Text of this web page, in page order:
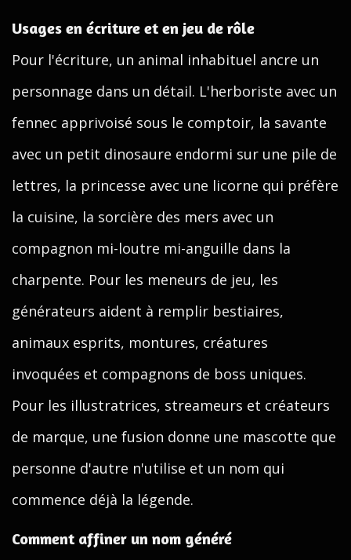
Usages en écriture et en jeu de rôle
Pour l'écriture, un animal inhabituel ancre un
personnage dans un détail. L'herboriste avec un
fennec apprivoisé sous le comptoir, la savante
avec un petit dinosaure endormi sur une pile de
lettres, la princesse avec une licorne qui préfère
la cuisine, la sorcière des mers avec un
compagnon mi-loutre mi-anguille dans la
charpente. Pour les meneurs de jeu, les
générateurs aident à remplir bestiaires,
animaux esprits, montures, créatures
invoquées et compagnons de boss uniques.
Pour les illustratrices, streameurs et créateurs
de marque, une fusion donne une mascotte que
personne d'autre n'utilise et un nom qui
commence déjà la légende.
Comment affiner un nom généré